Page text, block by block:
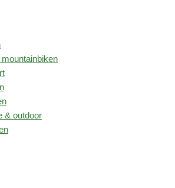
mountainbiken
& outdoor